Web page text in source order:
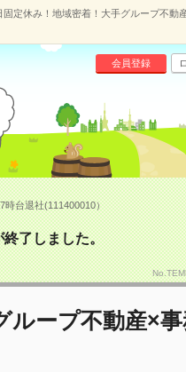
固定休み！地域密着！大手グループ不動
会員登録
時台退社(111400010）
了しました。
ループ不動産×事